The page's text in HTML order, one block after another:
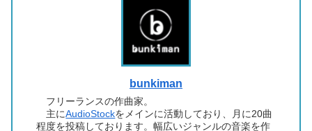
bunkiman
フリーランスの作曲家。
主にAudioStockをメインに活動しており、月に20曲
程度を投稿しております。幅広いジャンルの音楽を作